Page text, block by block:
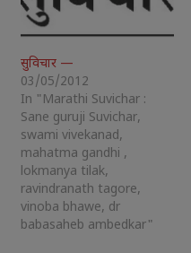
सुविचार —
03/05/2012
In "Marathi Suvichar :
Sane guruji Suvichar,
swami vivekanad,
mahatma gandhi ,
lokmanya tilak,
ravindranath tagore,
vinoba bhawe, dr
babasaheb ambedkar"